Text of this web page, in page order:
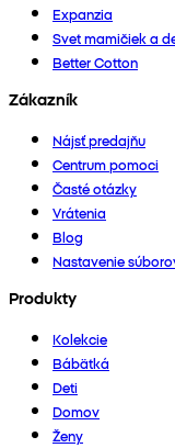
Expanzia
Svet mamičiek a
Better Cotton
Zákazník
Nájsť predajňu
Centrum pomoci
Časté otázky
Vrátenia
Blog
Nastavenie
Produkty
Kolekcie
Bábätká
Deti
Domov
Ženy